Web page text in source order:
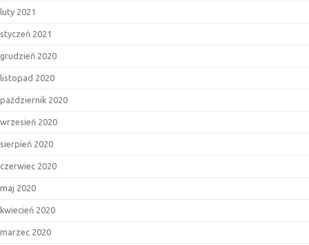
luty 2021
styczeń 2021
grudzień 2020
listopad 2020
październik 2020
wrzesień 2020
sierpień 2020
czerwiec 2020
maj 2020
kwiecień 2020
marzec 2020